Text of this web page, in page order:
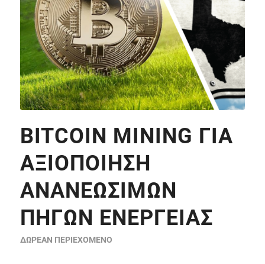
BITCOIN MINING ΓΙΑ
ΑΞΙΟΠΟΊΗΣΗ
ΑΝΑΝΕΏΣΙΜΩΝ
ΠΗΓΏΝ ΕΝΈΡΓΕΙΑΣ
ΔΩΡΕΆΝ ΠΕΡΙΕΧΌΜΕΝΟ